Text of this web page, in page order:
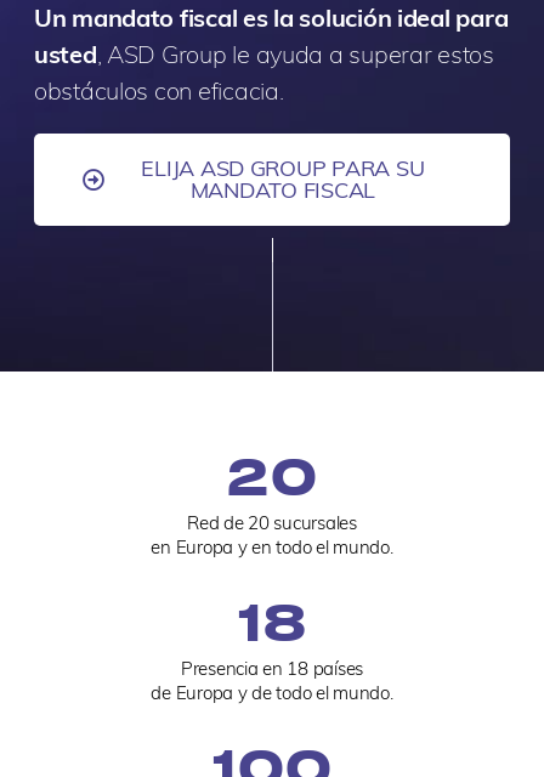
Un mandato fiscal es la solución ideal para
usted, ASD Group le ayuda a superar estos
obstáculos con eficacia.
ELIJA ASD GROUP PARA SU
MANDATO FISCAL
Red de 20 sucursales
en Europa y en todo el mundo.
20
Presencia en 18 países
de Europa y de todo el mundo.
18